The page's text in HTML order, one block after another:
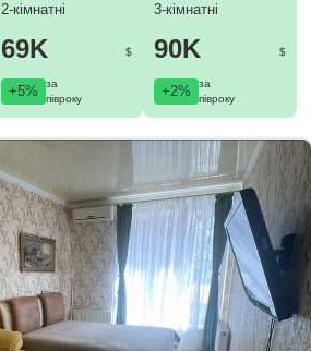
2-кімнатні
69K $
+5%
за
півроку
3-кімнатні
90K $
+2%
за
півроку